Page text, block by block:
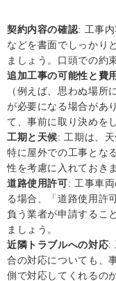
契約内容の確認: 工事
などを書面でしっかり
ましょう。口頭での約
追加工事の可能性と費用
（例えば、思わぬ場所
が必要になる場合があ
て、事前に取り決めを
工期と天候: 工期は、
特に屋外での工事とな
性を考慮に入れておき
道路使用許可: 工事車
る場合、「道路使用許
負う業者が申請するこ
ましょう。
近隣トラブルへの対応:
合の対応についても、
側で対応してくれるの